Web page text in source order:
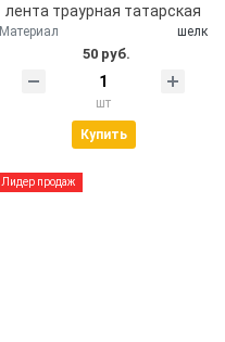
лента траурная татарская
Материал шелк
50 руб.
шт
Купить
Лидер продаж